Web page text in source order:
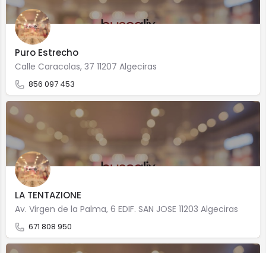
Puro Estrecho
Calle Caracolas, 37 11207 Algeciras
856 097 453
LA TENTAZIONE
Av. Virgen de la Palma, 6 EDIF. SAN JOSE 11203 Algeciras
671 808 950